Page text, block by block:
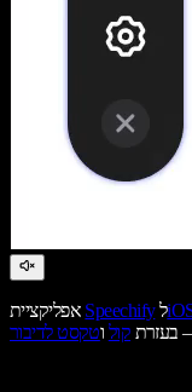
אפליקציית Speechify ל
בעזרת קול וטקסט לדיבור